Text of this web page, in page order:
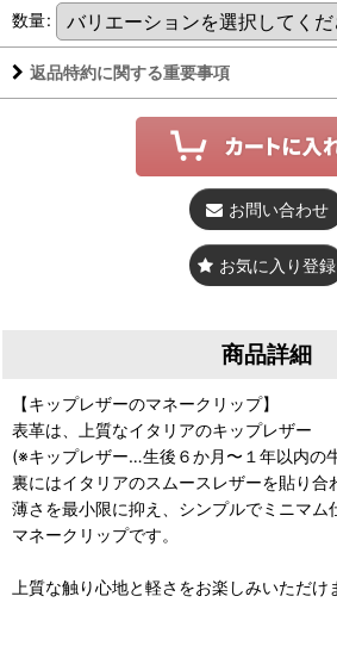
数量:
返品特約に関する重要事項
お問い合わせ
お気に入り登録
商品詳細
【キップレザーのマネークリップ】
表革は、上質なイタリアのキップレザー
(※キップレザー…生後６か月〜１年以内の
裏にはイタリアのスムースレザーを貼り合
薄さを最小限に抑え、シンプルでミニマム
マネークリップです。
上質な触り心地と軽さをお楽しみいただけ